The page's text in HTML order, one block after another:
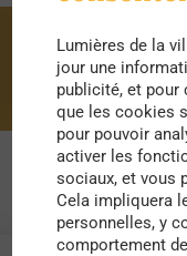
Lumières de la
jour une
publicité, et pour
que les cookies
pour pouvoir
activer les
sociaux, et vous
Cela impliquera
personnelles, y
comportement